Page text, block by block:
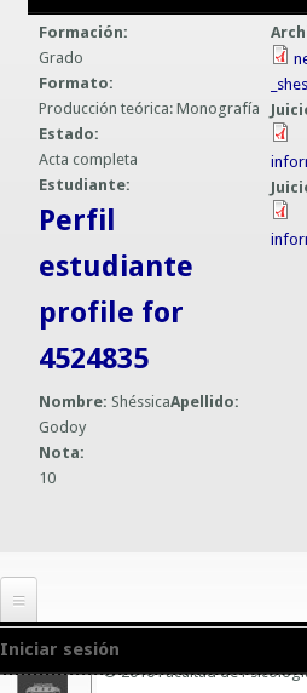
Guías prácticas o proyectos
Información sobre SPAM y Phising
Formación:
Grado
Formato:
Producción teórica: Monografía
Estado:
Acta completa
Estudiante:
Perfil
estudiante
profile for
4524835
Nombre: ShéssicaApellido:
Godoy
Nota:
10
Iniciar sesión
© 2010 Facultad de